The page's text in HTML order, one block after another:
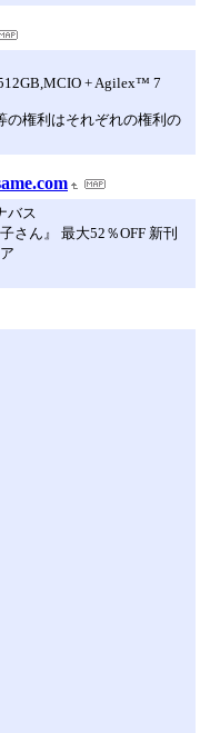
+ Agilex™ 7
の権利はそれぞれの権利の
バス
さん』 最大52％OFF 新刊